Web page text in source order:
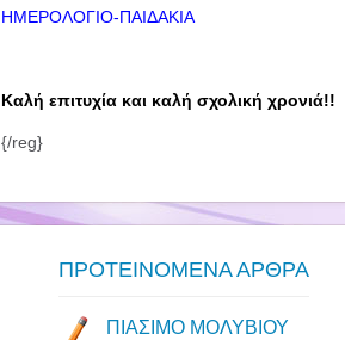
ΗΜΕΡΟΛΟΓΙΟ-ΠΑΙΔΑΚΙΑ
Καλή επιτυχία και καλή σχολική χρονιά!!
{/reg}
ΠΡΟΤΕΙΝΟΜΕΝΑ ΑΡΘΡΑ
ΠΙΑΣΙΜΟ ΜΟΛΥΒΙΟΥ